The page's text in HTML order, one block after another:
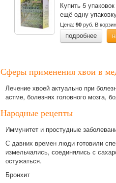
Купить 5
ещё одну
Цена:90 руб. В
подробнее
Сферы применения хвои в
Лечение хвоей актуально при
астме, болезнях головного мозга,
Народные рецепты
Иммунитет и простудные
С давних времен люди готовили
измельчались, соединялись с
остужаться.
Бронхит